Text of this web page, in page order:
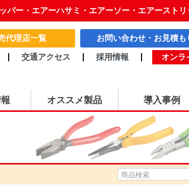
パー・エアーハサミ・エアーソー・エアーストリ
代理店一覧 お問い合わせ・お見積も
交通アクセス 採用情報 オンラ
オススメ製品 導入事例